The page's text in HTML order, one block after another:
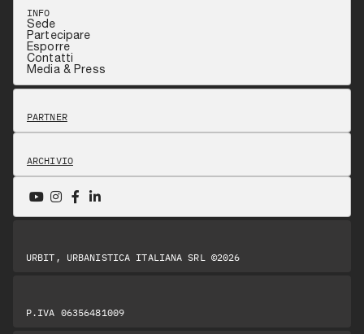
INFO
Sede
Partecipare
Esporre
Contatti
Media & Press
PARTNER
ARCHIVIO
URBIT, URBANISTICA ITALIANA SRL ©2026
P.IVA 06356481009